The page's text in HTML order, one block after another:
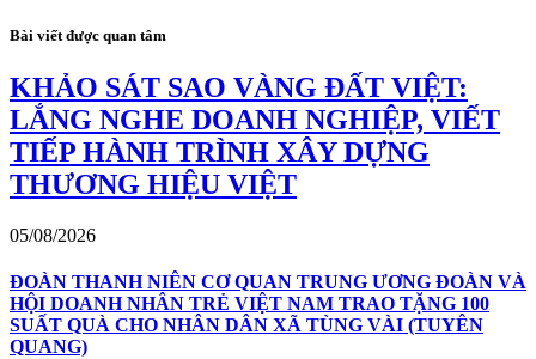
Bài viết được quan tâm
KHẢO SÁT SAO VÀNG ĐẤT VIỆT:
LẮNG NGHE DOANH NGHIỆP, VIẾT
TIẾP HÀNH TRÌNH XÂY DỰNG
THƯƠNG HIỆU VIỆT
05/08/2026
ĐOÀN THANH NIÊN CƠ QUAN TRUNG ƯƠNG ĐOÀN VÀ
HỘI DOANH NHÂN TRẺ VIỆT NAM TRAO TẶNG 100
SUẤT QUÀ CHO NHÂN DÂN XÃ TÙNG VÀI (TUYÊN
QUANG)